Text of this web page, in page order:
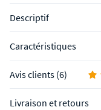
Descriptif
Caractéristiques
Avis clients (6)
Livraison et retours